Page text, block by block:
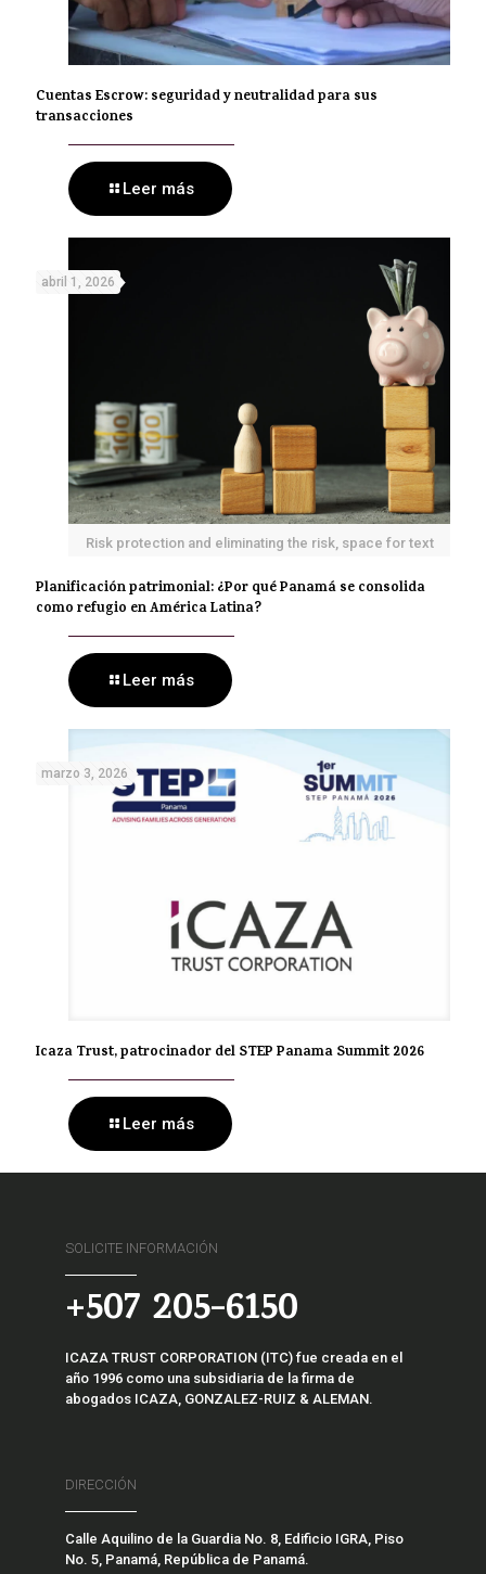
Cuentas Escrow: seguridad y neutralidad para sus
transacciones
Leer más
Risk protection and eliminating the risk, space for text
abril 1, 2026
Planificación patrimonial: ¿Por qué Panamá se consolida
como refugio en América Latina?
Leer más
marzo 3, 2026
Icaza Trust, patrocinador del STEP Panama Summit 2026
Leer más
SOLICITE INFORMACIÓN
+507 205-6150
ICAZA TRUST CORPORATION (ITC) fue creada en el
año 1996 como una subsidiaria de la firma de
abogados ICAZA, GONZALEZ-RUIZ & ALEMAN.
DIRECCIÓN
Calle Aquilino de la Guardia No. 8, Edificio IGRA, Piso
No. 5, Panamá, República de Panamá.